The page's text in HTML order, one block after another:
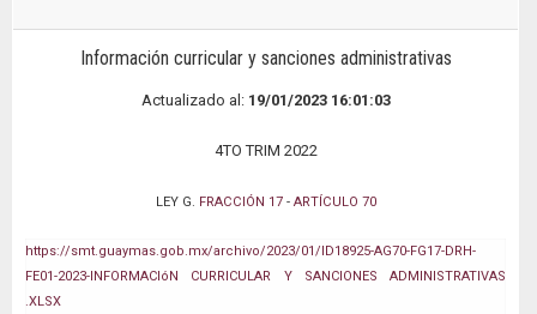
Información curricular y sanciones administrativas
Actualizado al: 19/01/2023 16:01:03
4TO TRIM 2022
LEY G. FRACCIÓN 17 -ARTÍCULO 70
https://smt.guaymas.gob.mx/archivo/2023/01/ID18925-AG70-FG17-DRH-
FE01-2023-INFORMACIóN CURRICULAR Y SANCIONES ADMINISTRATIVAS
.XLSX